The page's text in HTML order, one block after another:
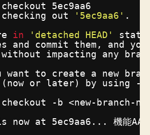
5ec9aa6
out
'5ec9aa6' .
in 'detached HEAD'
and commit them, and
impacting any
to create a new
(now or later) by using -
-b <new-branch-
now at 5ec9aa6... 機能AAA